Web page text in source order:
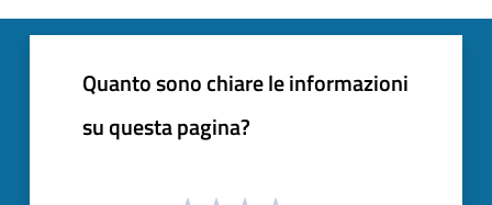
Quanto sono chiare le informazioni
su questa pagina?